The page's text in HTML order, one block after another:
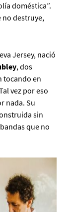
doméstica”.
no destruye,
Jersey, nació
, dos
tocando en
vez por eso
nada. Su
sin
que no